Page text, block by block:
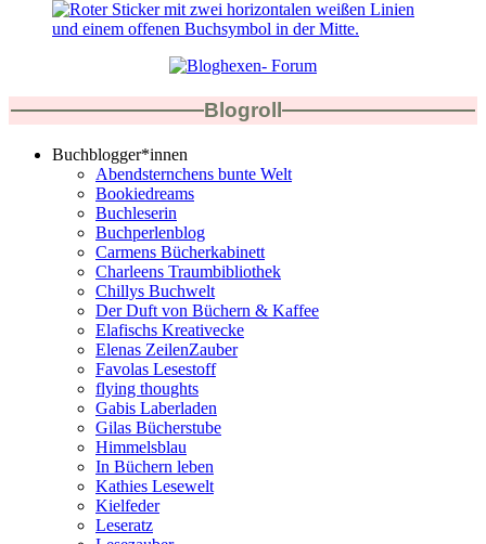
Blogroll
Buchblogger*innen
Abendsternchens bunte Welt
Bookiedreams
Buchleserin
Buchperlenblog
Carmens Bücherkabinett
Charleens Traumbibliothek
Chillys Buchwelt
Der Duft von Büchern & Kaffee
Elafischs Kreativecke
Elenas ZeilenZauber
Favolas Lesestoff
flying thoughts
Gabis Laberladen
Gilas Bücherstube
Himmelsblau
In Büchern leben
Kathies Lesewelt
Kielfeder
Leseratz